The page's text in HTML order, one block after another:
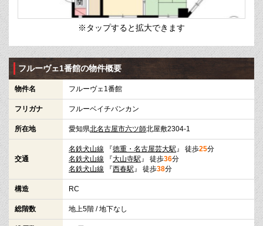
※タップすると拡大できます
フルーヴェ1番館の物件概要
物件名 フルーヴェ1番館
フリガナ フルーベイチバンカン
所在地 愛知県北名古屋市六ツ師北屋敷2304-1
交通
名鉄犬山線 『徳重・名古屋芸大駅 』 徒歩25分
名鉄犬山線 『大山寺駅 』 徒歩36分
名鉄犬山線 『西春駅 』 徒歩38分
構造 RC
総階数 地上5階 / 地下なし